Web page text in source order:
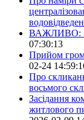
ВАЖЛИВО:
07:30:13
Прийом
02-24
Про
восьмого
Засідання
житлового